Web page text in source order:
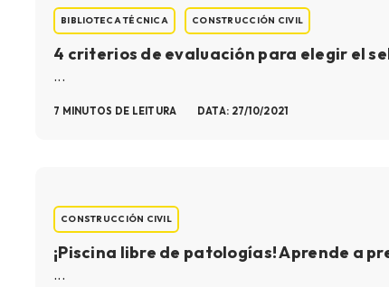
BIBLIOTECA TÉCNICA CONSTRUCCIÓN CIVIL
4 criterios de evaluación para elegir el
...
7 MINUTOS DE LEITURA DATA: 27/10/2021
CONSTRUCCIÓN CIVIL
¡Piscina libre de patologías! Aprende a
...